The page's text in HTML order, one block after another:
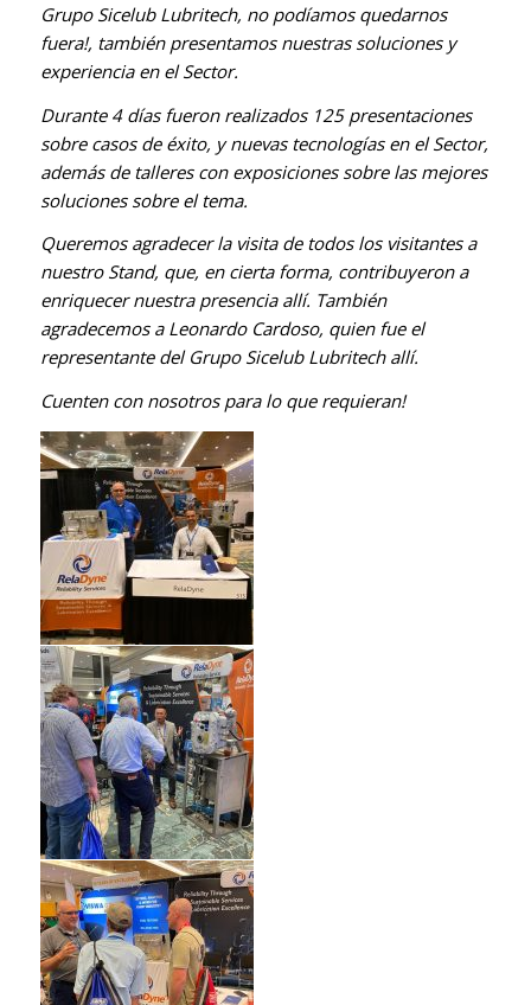
Grupo Sicelub Lubritech, no podíamos quedarnos
fuera!, también presentamos nuestras soluciones y
experiencia en el Sector.
Durante 4 días fueron realizados 125 presentaciones
sobre casos de éxito, y nuevas tecnologías en el Sector,
además de talleres con exposiciones sobre las mejores
soluciones sobre el tema.
Queremos agradecer la visita de todos los visitantes a
nuestro Stand, que, en cierta forma, contribuyeron a
enriquecer nuestra presencia allí. También
agradecemos a Leonardo Cardoso, quien fue el
representante del Grupo Sicelub Lubritech allí.
Cuenten con nosotros para lo que requieran!